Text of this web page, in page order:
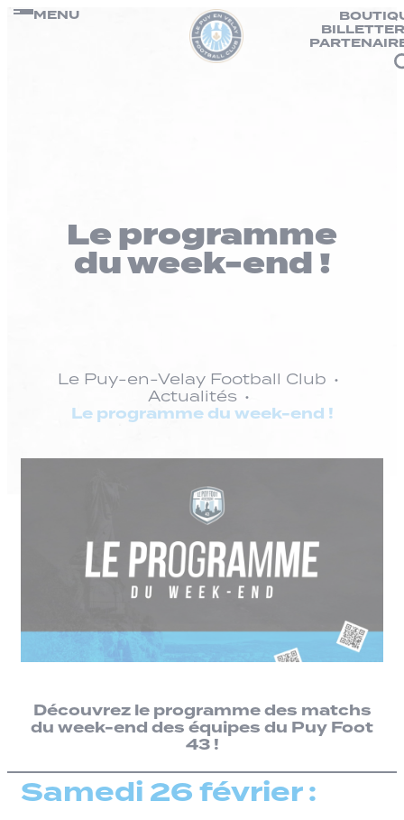
Passer
MENU
Le programme
du week-end !
Le Puy-en-Velay Football Club
Actualités
Le programme du week-end !
Découvrez le programme des matchs
du week-end des équipes du Puy Foot
43 !
Samedi 26 février :
Panneau de gestion des cookies